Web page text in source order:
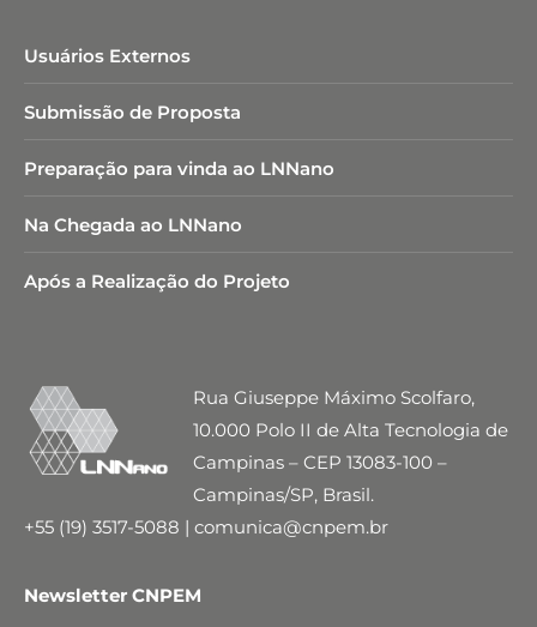
Usuários Externos
Submissão de Proposta
Preparação para vinda ao LNNano
Na Chegada ao LNNano
Após a Realização do Projeto
Rua Giuseppe Máximo Scolfaro,
10.000 Polo II de Alta Tecnologia de
Campinas – CEP 13083-100 –
Campinas/SP, Brasil.
+55 (19) 3517-5088 | comunica@cnpem.br
Newsletter CNPEM